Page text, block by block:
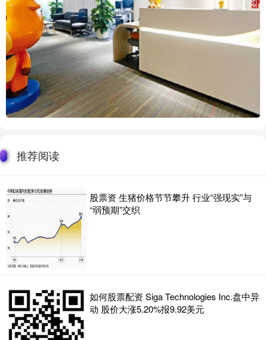
推荐阅读
股票资 生猪价格节节攀升 行业“强现实”与
“弱预期”交织
如何股票配资 Siga Technologies Inc.盘中异
动 股价大涨5.20%报9.92美元